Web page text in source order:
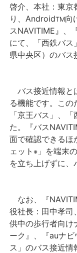
法人向け
採用情報
啓介、本社：東京
り、AndroidTM向
スNAVITIME』、
にて、「西鉄バス
県中央区）のバス
バス接近情報と
る機能です。この
「京王バス」、
た。『バス
面で確認できるほ
ェット※ 」を端末
を立ち上げずに、
なお、『
役社長：田中孝司
供中の歩行者向け
ーク』、『auナ
ス」のバス接近情